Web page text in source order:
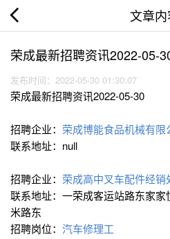
文章内
荣成最新招聘资讯2022-05-
发布时间：2022-05-30 01:30:07
荣成最新招聘资讯2022-05-30
招聘企业： 荣成博能食品机械有限
联系地址：null
招聘企业： 荣成高中叉车配件经销
联系地址：一荣成客运站路东家
米路东
招聘岗位： 汽车修理工